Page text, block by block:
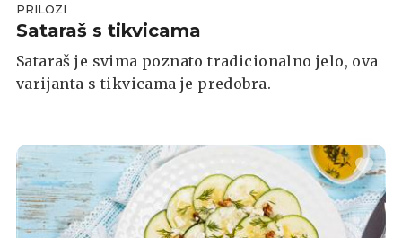
PRILOZI
Sataraš s tikvicama
Sataraš je svima poznato tradicionalno jelo, ova
varijanta s tikvicama je predobra.